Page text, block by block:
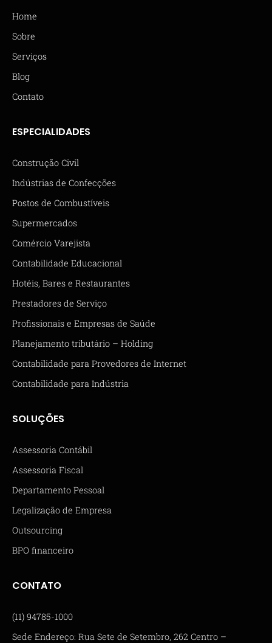
Home
Sobre
Serviços
Blog
Contato
ESPECIALIDADES
Construção Civil
Indústrias de Confecções
Postos de Combustíveis
Supermercados
Comércio Varejista
Contabilidade Educacional
Hotéis, Bares e Restaurantes
Prestadores de Serviço
Profissionais e Empresas de Saúde
Planejamento tributário – Holding
Contabilidade para Provedores de Internet
Contabilidade para Indústria
SOLUÇÕES
Assessoria Contábil
Assessoria Fiscal
Departamento Pessoal
Legalização de Empresa
Outsourcing
BPO financeiro
CONTATO
(11) 94785-1000
Sede Endereço: Rua Sete de Setembro, 262 Centro –